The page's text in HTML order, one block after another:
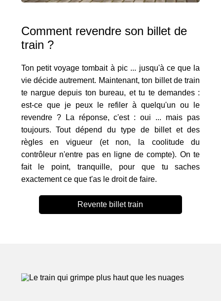
Comment revendre son billet de
train ?
Ton petit voyage tombait à pic ... jusqu'à ce que la
vie décide autrement. Maintenant, ton billet de train
te nargue depuis ton bureau, et tu te demandes :
est-ce que je peux le refiler à quelqu'un ou le
revendre ? La réponse, c'est : oui ... mais pas
toujours. Tout dépend du type de billet et des
règles en vigueur (et non, la coolitude du
contrôleur n'entre pas en ligne de compte). On te
fait le point, tranquille, pour que tu saches
exactement ce que t'as le droit de faire.
Revente billet train